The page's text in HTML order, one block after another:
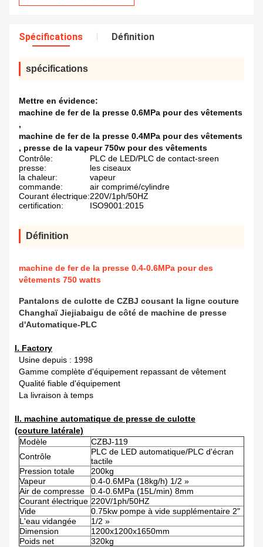
Spécifications Définition
spécifications
Mettre en évidence:
machine de fer de la presse 0.6MPa pour des vêtements
,
machine de fer de la presse 0.4MPa pour des vêtements
, presse de la vapeur 750w pour des vêtements
Contrôle:
PLC de LED/PLC de contact-sreen
presse:
les ciseaux
la chaleur:
vapeur
commande:
air comprimé/cylindre
Courant électrique:220V/1ph/50HZ
certification:
ISO9001:2015
Définition
machine de fer de la presse 0.4-0.6MPa pour des
vêtements 750 watts
Pantalons de culotte de CZBJ cousant la ligne couture
Changhaï Jiejiabaigu de côté de machine de presse
d'Automatique-PLC
I. Factory
Usine depuis : 1998
Gamme complète d'équipement repassant de vêtement
Qualité fiable d'équipement
La livraison à temps
II. machine automatique de presse de culotte
(couture latérale)
Modèle
CZBJ-119
Contrôle
PLC de LED automatique/PLC d'écran
tactile
Pression totale
200kg
Vapeur
0.4-0.6MPa (18kg/h) 1/2 »
Air de compresse
0.4-0.6MPa (15L/min) 8mm
Courant électrique 220V/1ph/50HZ
Vide
0.75kw pompe à vide supplémentaire 2"
L'eau vidangée
1/2 »
Dimension
1200x1200x1650mm
Poids net
320kg